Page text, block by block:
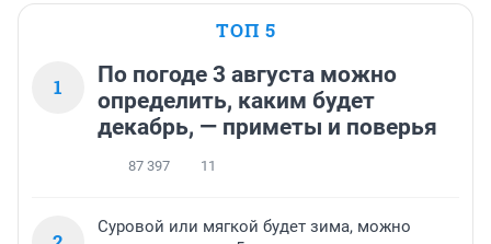
ТОП 5
1
По погоде 3 августа можно
определить, каким будет
декабрь, — приметы и поверья
87 397 11
Суровой или мягкой будет зима, можно